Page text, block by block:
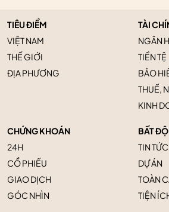
TIÊU ĐIỂM
VIỆT NAM
THẾ GIỚI
ĐỊA PHƯƠNG
TÀI
NGÂN
TIỀN TỆ
BẢO
THUẾ,
KINH
CHỨNG KHOÁN
24H
CỔ PHIẾU
GIAO DỊCH
GÓC NHÌN
BẤT
TIN TỨC
DỰ ÁN
TOÀN
TIỆN